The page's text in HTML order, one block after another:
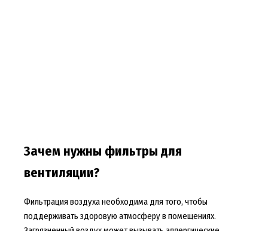
Зачем нужны фильтры для
вентиляции?
Фильтрация воздуха необходима для того, чтобы
поддерживать здоровую атмосферу в помещениях.